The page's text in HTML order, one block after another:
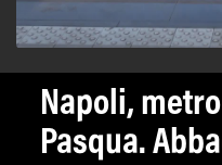
Napoli,
Pasqua.